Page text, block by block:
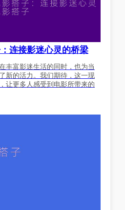
连接影迷心灵的桥梁
丰富影迷生活的同时，也为当
新的活力。我们期待，这一现
让更多人感受到电影所带来的